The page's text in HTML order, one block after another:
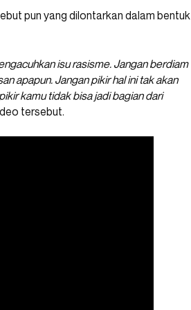
pun yang dilontarkan dalam bentuk
isu rasisme. Jangan berdiam
apapun. Jangan pikir hal ini tak akan
kamu tidak bisa jadi bagian dari
tersebut.